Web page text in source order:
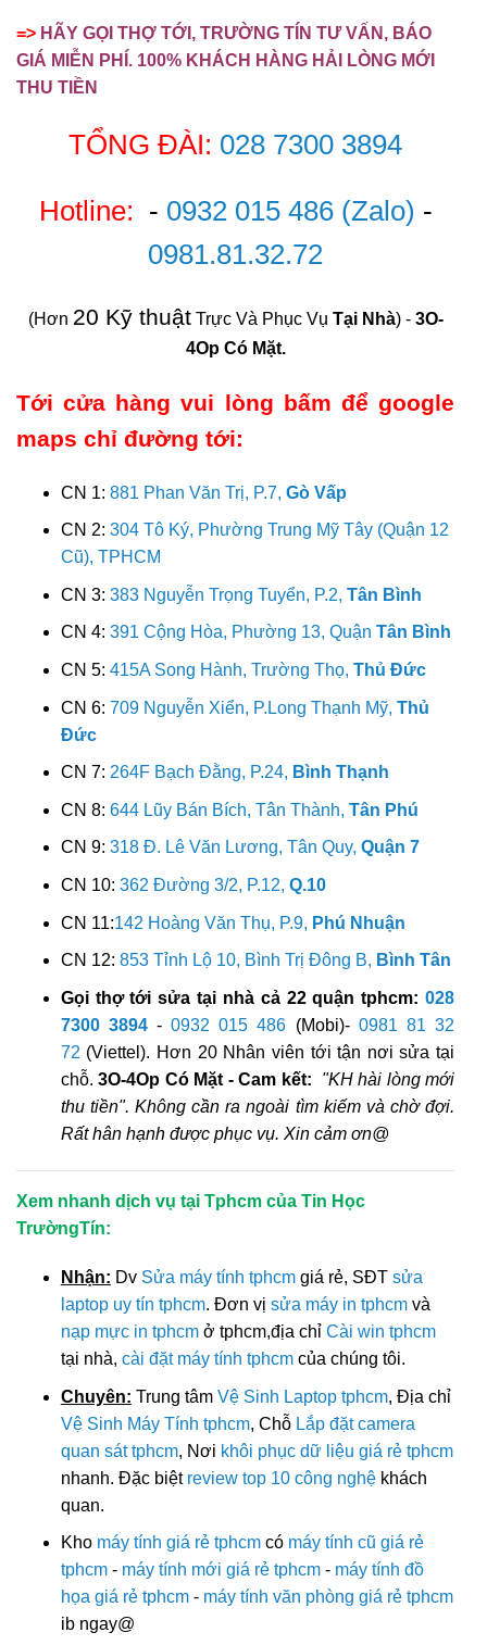
=> HÃY GỌI THỢ TỚI, TRƯỜNG TÍN TƯ VẤN, BÁO
GIÁ MIỄN PHÍ. 100% KHÁCH HÀNG HẢI LÒNG MỚI
THU TIỀN
TỔNG ĐÀI: 028 7300 3894
Hotline: - 0932 015 486 (Zalo) -
0981.81.32.72
(Hơn 20 Kỹ thuậtTrực Và Phục Vụ Tại Nhà) - 3O-
4Op Có Mặt.
Tới cửa hàng vui lòng bấm để google
maps chỉ đường tới:
CN 1: 881 Phan Văn Trị, P.7, Gò Vấp
CN 2: 304 Tô Ký, Phường Trung Mỹ Tây (Quận 12
Cũ), TPHCM
CN 3: 383 Nguyễn Trọng Tuyển, P.2, Tân Bình
CN 4: 391 Cộng Hòa, Phường 13, Quận Tân Bình
CN 5: 415A Song Hành, Trường Thọ, Thủ Đức
CN 6: 709 Nguyễn Xiển, P.Long Thạnh Mỹ, Thủ
Đức
CN 7: 264F Bạch Đằng, P.24, Bình Thạnh
CN 8: 644 Lũy Bán Bích, Tân Thành, Tân Phú
CN 9: 318 Đ. Lê Văn Lương, Tân Quy, Quận 7
CN 10: 362 Đường 3/2, P.12, Q.10
CN 11:142 Hoàng Văn Thụ, P.9, Phú Nhuận
CN 12: 853 Tỉnh Lộ 10, Bình Trị Đông B, Bình Tân
Gọi thợ tới sửa tại nhà cả 22 quận tphcm: 028
7300 3894-0932 015 486 (Mobi)- 0981 81 32
72 (Viettel). Hơn 20 Nhân viên tới tận nơi sửa tại
chỗ.3O-4Op Có Mặt - Cam kết:
"KH hài lòng mới
thu tiền". Không cần ra ngoài tìm kiếm và chờ đợi.
Rất hân hạnh được phục vụ. Xin cảm ơn@
Xem nhanh dịch vụ tại Tphcm của Tin Học
TrườngTín:
Nhận: Dv Sửa máy tính tphcmgiá rẻ, SĐT sửa
laptop uy tín tphcm. Đơn vị sửa máy in tphcmvà
nạp mực in tphcmở tphcm,địa chỉ Cài win tphcm
tại nhà, cài đặt máy tính tphcmcủa chúng tôi.
Chuyên: Trung tâm Vệ Sinh Laptop tphcm, Địa chỉ
Vệ Sinh Máy Tính tphcm, Chỗ Lắp đặt camera
quan sát tphcm, Nơi khôi phục dữ liệu giá rẻ tphcm
nhanh. Đặc biệt review top 10 công nghệkhách
quan.
Kho máy tính giá rẻ tphcmcó máy tính cũ giá rẻ
tphcm- máy tính mới giá rẻ tphcm- máy tính đồ
họa giá rẻ tphcm- máy tính văn phòng giá rẻ tphcm
ib ngay@